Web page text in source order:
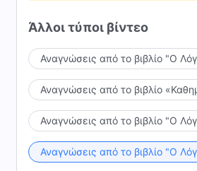
Άλλοι τύποι βίντεο
Αναγνώσεις από το βιβλίο "Ο
Αναγνώσεις από το βιβλίο
Αναγνώσεις από το βιβλίο "Ο
Αναγνώσεις από το βιβλίο "Ο